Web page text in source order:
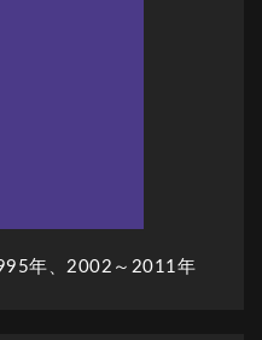
年、2002～2011年